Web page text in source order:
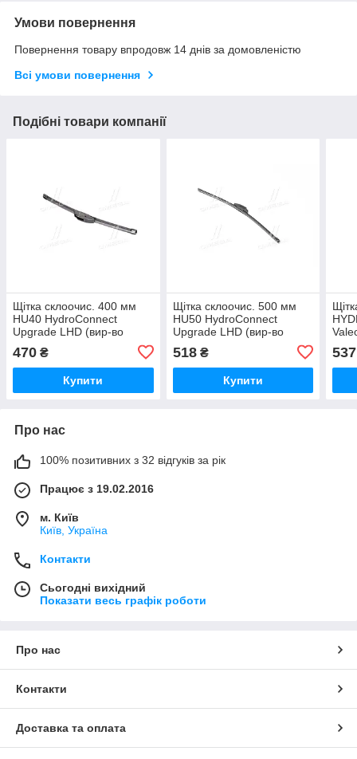
Умови повернення
Повернення товару впродовж 14 днів за домовленістю
Всі умови повернення
Подібні товари компанії
Щітка склоочис. 400 мм
HU40 HydroConnect
Upgrade LHD (вир-во
470 ₴
Купити
Щітка склоочис. 500 мм
HU50 HydroConnect
Upgrade LHD (вир-во
518₴
Купити
537
Про нас
100% позитивних з 32 відгуків за рік
Працює з 19.02.2016
м. Київ
Київ, Україна
Контакти
Сьогодні вихідний
Показати весь графік роботи
Про нас
Контакти
Доставка та оплата